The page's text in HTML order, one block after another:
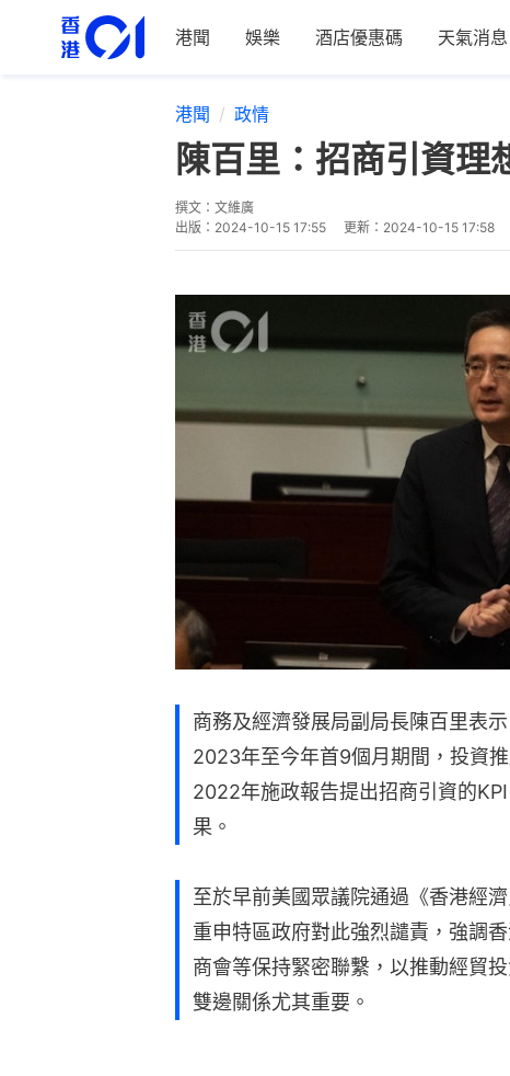
港聞 娛樂 酒店優惠碼 天氣消息
港聞 政情
陳百里：招商引資
撰文： 文維廣
出版： 2024-10-15 17:55 更新： 2024-10-15 17:58
商務及經濟發展局副局長陳百里表
2023年至今年首9個月期間，投資
2022年施政報告提出招商引資的
果。
至於早前美國眾議院通過《香港經
重申特區政府對此強烈譴責，強調
商會等保持緊密聯繫，以推動經貿
雙邊關係尤其重要。